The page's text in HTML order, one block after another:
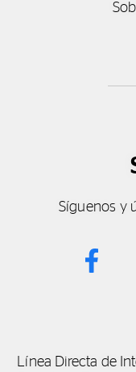
Síguenos y
Línea Directa de